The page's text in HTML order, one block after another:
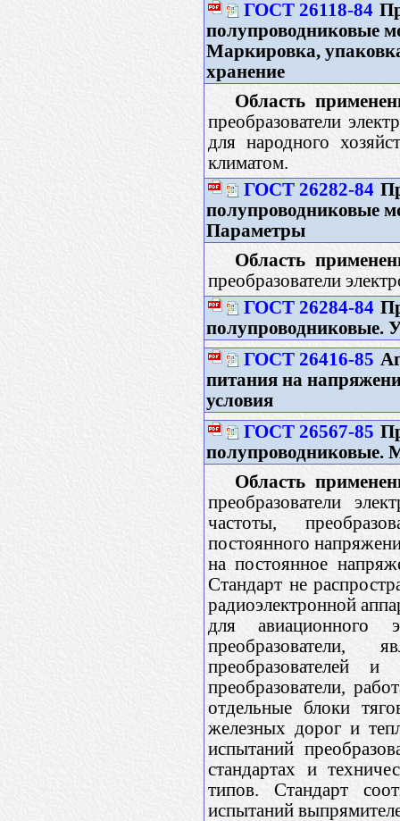
ГОСТ 26118-84
полупроводниковые
Маркировка,
хранение
Область
преобразователи
для народного
климатом.
ГОСТ 26282-84
полупроводниковые
Параметры
Область
преобразователи
ГОСТ 26284-84
полупроводниковые.
ГОСТ 26416-85
питания на
условия
ГОСТ 26567-85
полупроводниковые.
Область
преобразователи
частоты,
постоянного
на постоянное
Стандарт не
радиоэлектронной
для авиационного
преобразователи,
преобразователи,
отдельные блоки
железных дорог и
испытаний
стандартах и
типов. Стандарт
испытаний